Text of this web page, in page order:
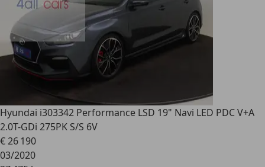
Hyundai i303342 Performance LSD 19" Navi LED PDC V+A
2.0T-GDi 275PK S/S 6V
€ 26 190
03/2020